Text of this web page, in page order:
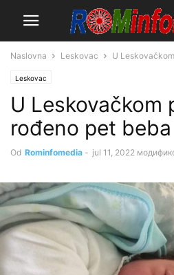
Naslovna Leskovac U
Leskovac
U Leskovačkom
rođeno pet beba
Od Rominfomedia - jul 11, 2022